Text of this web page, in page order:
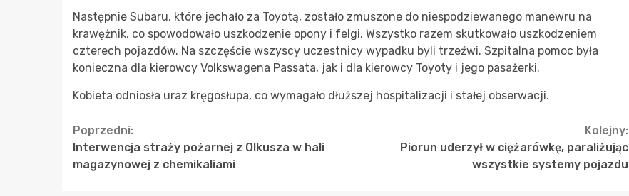
Następnie Subaru, które jechało za Toyotą, zostało zmuszone do niespodziewanego manewru na
krawężnik, co spowodowało uszkodzenie opony i felgi. Wszystko razem skutkowało uszkodzeniem
czterech pojazdów. Na szczęście wszyscy uczestnicy wypadku byli trzeźwi. Szpitalna pomoc była
konieczna dla kierowcy Volkswagena Passata, jak i dla kierowcy Toyoty i jego pasażerki.
Kobieta odniosła uraz kręgosłupa, co wymagało dłuższej hospitalizacji i stałej obserwacji.
Continue
Reading
Poprzedni:
Interwencja straży pożarnej z Olkusza w hali
magazynowej z chemikaliami
Kolejny:
Piorun uderzył w ciężarówkę, paraliżując
wszystkie systemy pojazdu